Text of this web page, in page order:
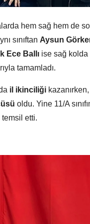
hem sağ hem de
sınıftan Aysun
Ece Ballı ise sağ kolda
tamamladı.
il ikinciliği kazanırken,
oldu. Yine 11/A
etti.